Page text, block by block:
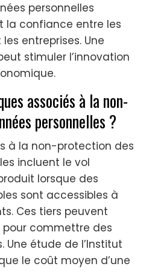
personnelles
la confiance entre les
entreprises. Une
stimuler l’innovation
associés à la non-
personnelles ?
à la non-protection des
incluent le vol
lorsque des
sont accessibles à
Ces tiers peuvent
pour commettre des
Une étude de l’Institut
le coût moyen d’une